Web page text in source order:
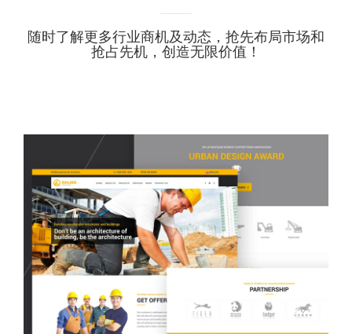
随时了解更多行业商机及动态，抢先布局市场和
抢占先机，创造无限价值！